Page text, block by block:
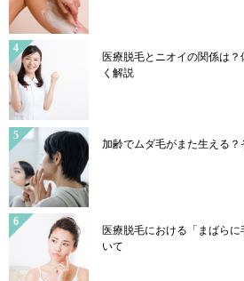
医療脱毛とニオイの関係は
く解説
加齢でムダ毛がまた生える
医療脱毛における「まばら
いて